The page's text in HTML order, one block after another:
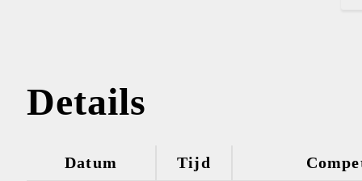
Details
Datum Tijd